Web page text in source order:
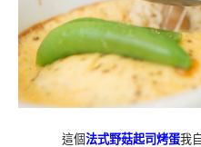
這個法式野菇起司烤蛋我